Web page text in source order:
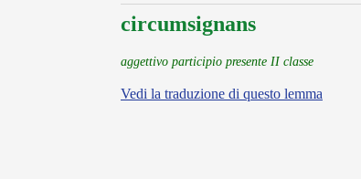
circumsignans
aggettivo participio presente II classe
Vedi la traduzione di questo lemma